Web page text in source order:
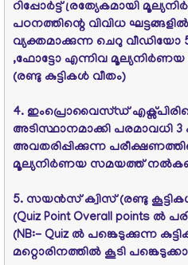
റിപ്പോര്‍ട്ട്‌ ര്രത്യേകമായി
പഠനത്തിന്റെ വിവിധ ഘട്ടങ്ങളില്‍
വ്യക്തമാക്കുന്ന ചെറു വീഡിയോ
,ഫോട്ടോ എന്നിവ മൂല്യനിര്‍ണയ
(രണ്ടു കുട്ടികള്‍ വീതം)
4. ഇംപ്രൊവൈസ്ഡ്‌
അടിസ്ഥാനമാക്കി പരമാവധി
അവതരിപ്പിക്കുന്ന
മൂല്യനിര്‍ണയ സമയത്ത്‌
5. സയന്‍സ്‌ ക്വിസ്‌ (രണ്ടു
(Quiz Point Overall points ൽ
(NB:- Quiz ൽ പങ്കെടുക്കുന്ന
മറ്റൊരിനത്തിൽ കൂടി